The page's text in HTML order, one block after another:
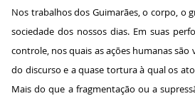
Nos trabalhos dos Guimarães, o corpo, o
sociedade dos nossos dias. Em suas
controle, nos quais as ações humanas
do discurso e a quase tortura à qual os
Mais do que a fragmentação ou a